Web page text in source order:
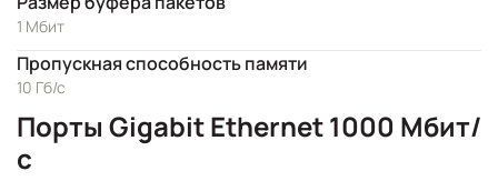
1 Мбит
Пропускная способность памяти
10 Гб/с
Порты Gigabit Ethernet 1000 Мбит/
с